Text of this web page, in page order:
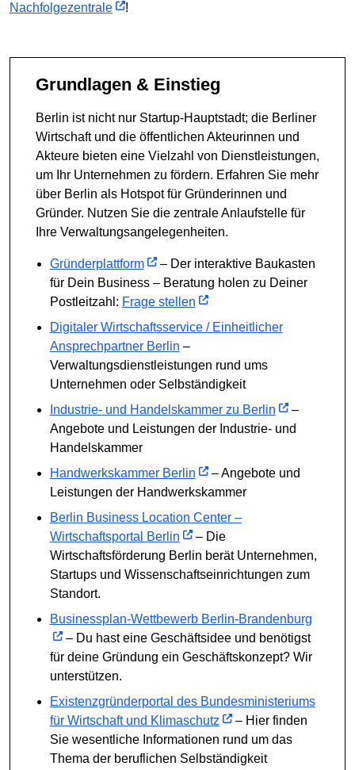
Nachfolgezentrale
!
Grundlagen & Einstieg
Berlin ist nicht nur Startup-Hauptstadt; die Berliner
Wirtschaft und die öffentlichen Akteurinnen und
Akteure bieten eine Vielzahl von Dienstleistungen,
um Ihr Unternehmen zu fördern. Erfahren Sie mehr
über Berlin als Hotspot für Gründerinnen und
Gründer. Nutzen Sie die zentrale Anlaufstelle für
Ihre Verwaltungsangelegenheiten.
Gründerplattform
– Der interaktive Baukasten
für Dein Business – Beratung holen zu Deiner
Postleitzahl: Frage stellen
Digitaler Wirtschaftsservice / Einheitlicher
Ansprechpartner Berlin –
Verwaltungsdienstleistungen rund ums
Unternehmen oder Selbständigkeit
Industrie- und Handelskammer zu Berlin
–
Angebote und Leistungen der Industrie- und
Handelskammer
Handwerkskammer Berlin
– Angebote und
Leistungen der Handwerkskammer
Berlin Business Location Center –
Wirtschaftsportal Berlin
– Die
Wirtschaftsförderung Berlin berät Unternehmen,
Startups und Wissenschaftseinrichtungen zum
Standort.
Businessplan-Wettbewerb Berlin-Brandenburg
– Du hast eine Geschäftsidee und benötigst
für deine Gründung ein Geschäftskonzept? Wir
unterstützen.
Existenzgründerportal des Bundesministeriums
für Wirtschaft und Klimaschutz
– Hier finden
Sie wesentliche Informationen rund um das
Thema der beruflichen Selbständigkeit